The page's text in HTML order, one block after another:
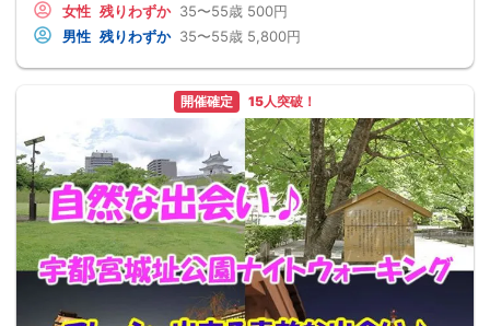
女性 残りわずか 35〜55歳 500円
男性 残りわずか 35〜55歳 5,800円
開催確定 15人突破！